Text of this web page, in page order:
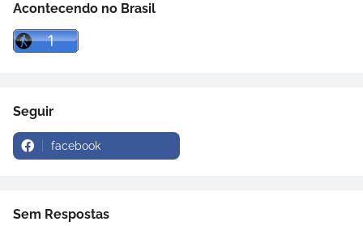
Acontecendo no Brasil
Seguir
facebook
Sem Respostas